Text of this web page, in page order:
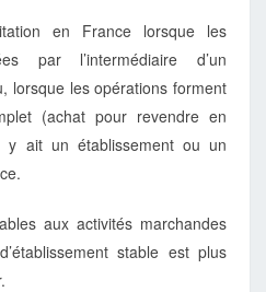
en France lorsque les
par l’intermédiaire d’un
lorsque les opérations forment
(achat pour revendre en
y ait un établissement ou un
aux activités marchandes
stable est plus